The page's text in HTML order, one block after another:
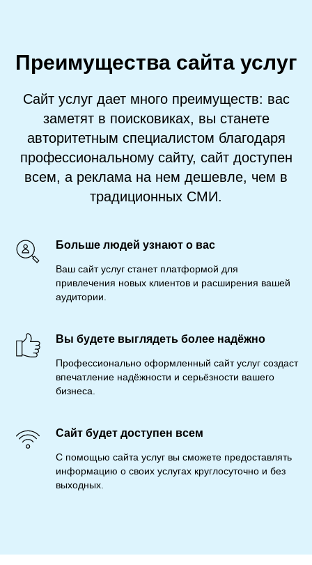
Преимущества сайта услуг
Сайт услуг дает много преимуществ: вас
заметят в поисковиках, вы станете
авторитетным специалистом благодаря
профессиональному сайту, сайт доступен
всем, а реклама на нем дешевле, чем в
традиционных СМИ.
Больше людей узнают о вас
Ваш сайт услуг станет платформой для
привлечения новых клиентов и расширения вашей
аудитории.
Вы будете выглядеть более надёжно
Профессионально оформленный сайт услуг создаст
впечатление надёжности и серьёзности вашего
бизнеса.
Сайт будет доступен всем
С помощью сайта услуг вы сможете предоставлять
информацию о своих услугах круглосуточно и без
выходных.